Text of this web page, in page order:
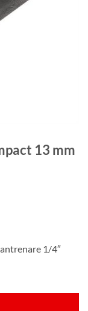
1/4″